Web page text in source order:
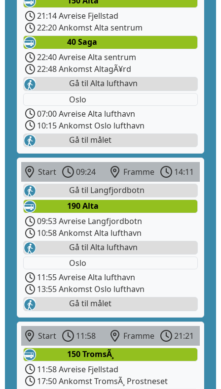
21:14 Avreise Fjellstad
22:20 Ankomst Alta sentrum
40 Saga
22:40 Avreise Alta sentrum
22:48 Ankomst AltagÃ¥rd
Gå til Alta lufthavn
Oslo
07:00 Avreise Alta lufthavn
10:15 Ankomst Oslo lufthavn
Gå til målet
Start 09:24 Framme
14:11
Gå til Langfjordbotn
190 Alta
09:53 Avreise Langfjordbotn
10:58 Ankomst Alta lufthavn
Gå til Alta lufthavn
Oslo
11:55 Avreise Alta lufthavn
13:55 Ankomst Oslo lufthavn
Gå til målet
Start 11:58 Framme
21:21
150 TromsÃ¸
11:58 Avreise Fjellstad
17:50 Ankomst TromsÃ¸ Prostneset